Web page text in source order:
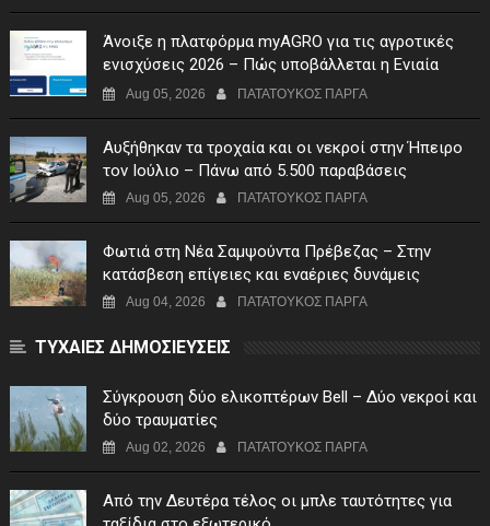
Άνοιξε η πλατφόρμα myAGRO για τις αγροτικές
ενισχύσεις 2026 – Πώς υποβάλλεται η Ενιαία
Αίτηση Ενίσχυσης
Aug 05, 2026 ΠΑΤΑΤΟΥΚΟΣ ΠΑΡΓΑ
Αυξήθηκαν τα τροχαία και οι νεκροί στην Ήπειρο
τον Ιούλιο – Πάνω από 5.500 παραβάσεις
Aug 05, 2026 ΠΑΤΑΤΟΥΚΟΣ ΠΑΡΓΑ
Φωτιά στη Νέα Σαμψούντα Πρέβεζας – Στην
κατάσβεση επίγειες και εναέριες δυνάμεις
Aug 04, 2026 ΠΑΤΑΤΟΥΚΟΣ ΠΑΡΓΑ
ΤΥΧΑΙΕΣ ΔΗΜΟΣΙΕΥΣΕΙΣ
Σύγκρουση δύο ελικοπτέρων Bell – Δύο νεκροί και
δύο τραυματίες
Aug 02, 2026 ΠΑΤΑΤΟΥΚΟΣ ΠΑΡΓΑ
Από την Δευτέρα τέλος οι μπλε ταυτότητες για